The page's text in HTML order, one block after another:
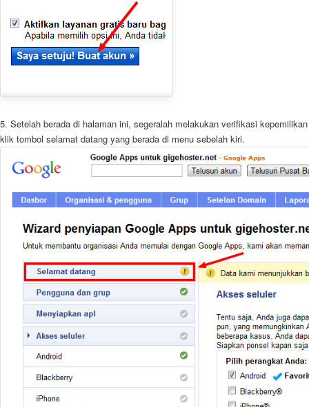
5. Setelah berada di halaman ini, segeralah melakukan verifikasi
klik tombol selamat datang yang berada di menu sebelah kiri.